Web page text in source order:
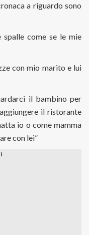
a riguardo sono
come se le mie
con mio marito e lui
il bambino per
il ristorante
io o come mamma
con lei”